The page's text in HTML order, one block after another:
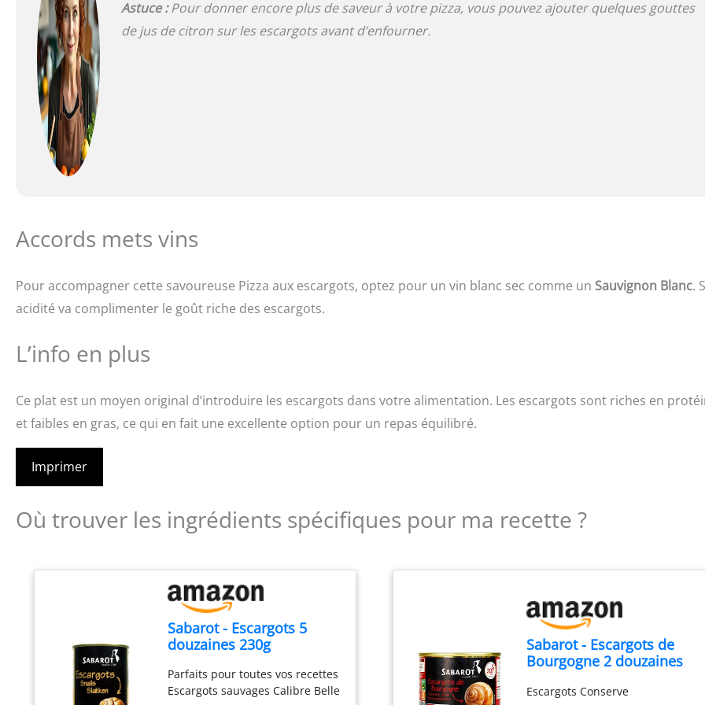
Astuce :Pour donner encore plus de saveur à votre pizza, vous pouvez ajouter quelques gouttes
de jus de citron sur les escargots avant d’enfourner.
Accords mets vins
Pour accompagner cette savoureuse Pizza aux escargots, optez pour un vin blanc sec comme un Sauvignon Blanc.
acidité va complimenter le goût riche des escargots.
L’info en plus
Ce plat est un moyen original d’introduire les escargots dans votre alimentation. Les escargots sont riches en
et faibles en gras, ce qui en fait une excellente option pour un repas équilibré.
Imprimer
Où trouver les ingrédients spécifiques pour ma recette ?
Sabarot - Escargots 5
douzaines 230g
Parfaits pour toutes vos recettes
Escargots sauvages Calibre Belle
Sabarot - Escargots de
Bourgogne 2 douzaines
Escargots Conserve